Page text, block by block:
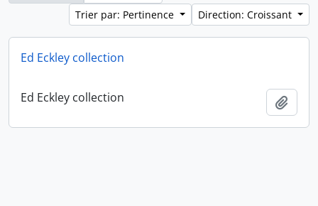
Trier par: Pertinence
Direction: Croissant
Ed Eckley collection
Ed Eckley collection